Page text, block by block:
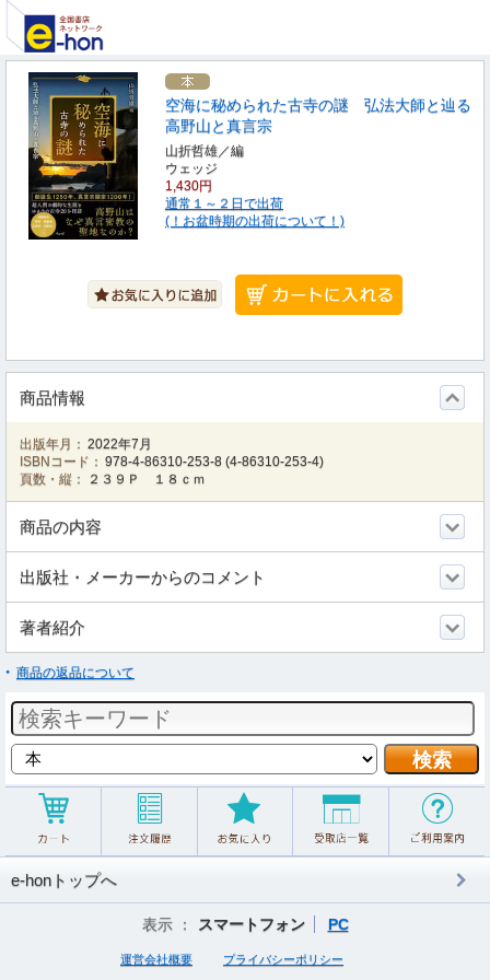
空海に秘められた古寺の謎 弘法大師と辿る
高野山と真言宗
山折哲雄／編
ウェッジ
1,430円
通常１～２日で出荷
(！お盆時期の出荷について！)
商品情報
出版年月： 2022年7月
ISBNコード： 978-4-86310-253-8 (4-86310-253-4)
頁数・縦：
２３９Ｐ １８ｃｍ
商品の内容
出版社・メーカーからのコメント
著者紹介
商品の返品について
e-honトップへ
表示 ： スマートフォン PC
運営会社概要 プライバシーポリシー